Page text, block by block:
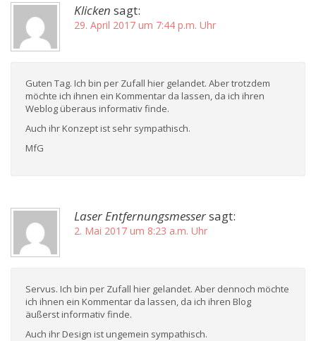
Klicken sagt:
29. April 2017 um 7:44 p.m. Uhr
Guten Tag. Ich bin per Zufall hier gelandet. Aber trotzdem
möchte ich ihnen ein Kommentar da lassen, da ich ihren
Weblog überaus informativ finde.
Auch ihr Konzept ist sehr sympathisch.
MfG
Laser Entfernungsmessersagt:
2. Mai 2017 um 8:23 a.m. Uhr
Servus. Ich bin per Zufall hier gelandet. Aber dennoch möchte
ich ihnen ein Kommentar da lassen, da ich ihren Blog
äußerst informativ finde.
Auch ihr Design ist ungemein sympathisch.